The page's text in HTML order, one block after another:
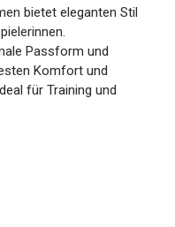
Passform und
Komfort und
für Training und